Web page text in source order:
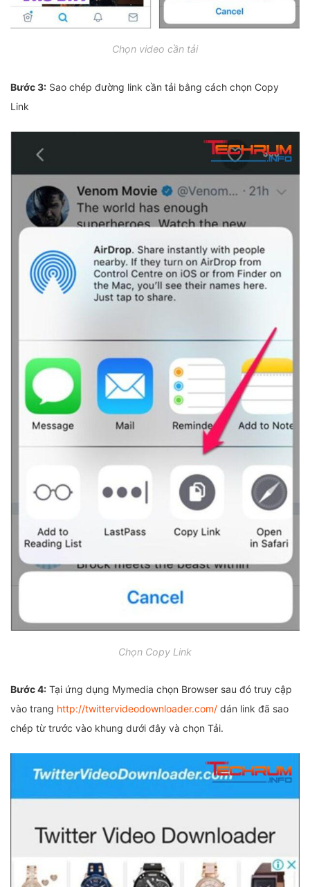
Chọn video cần tải
Bước 3: Sao chép đường link cần tải bằng cách chọn Copy
Link
Chọn Copy Link
Bước 4: Tại ứng dụng Mymedia chọn Browser sau đó truy cập
vào trang http://twittervideodownloader.com/ dán link đã sao
chép từ trước vào khung dưới đây và chọn Tải.